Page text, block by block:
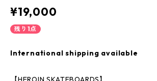
¥19,000
残り1点
International shipping available